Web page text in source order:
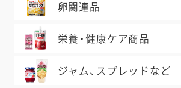
卵関連品
栄養・健康ケア商品
ジャム、スプレッドなど